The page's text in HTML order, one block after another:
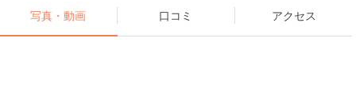
写真・動画 口コミ アクセス